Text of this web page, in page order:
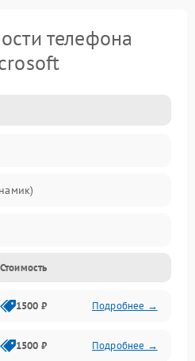
телефона
Стоимость
1500 ₽ Подробнее →
1500 ₽ Подробнее →